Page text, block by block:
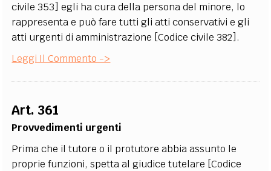
civile 353] egli ha cura della persona del minore, lo
rappresenta e può fare tutti gli atti conservativi e gli
atti urgenti di amministrazione [Codice civile 382].
Leggi Il Commento ->
Art. 361
Provvedimenti urgenti
Prima che il tutore o il protutore abbia assunto le
proprie funzioni, spetta al giudice tutelare [Codice